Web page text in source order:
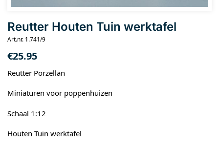
Reutter Houten Tuin werktafel
Art.nr. 1.741/9
€25.95
Reutter Porzellan
Miniaturen voor poppenhuizen
Schaal 1:12
Houten Tuin werktafel